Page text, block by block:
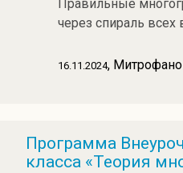
Правильные
через спираль
16.11.2024,
Программа
класса «Теория